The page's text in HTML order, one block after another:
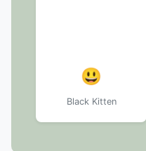
😃
Black Kitten